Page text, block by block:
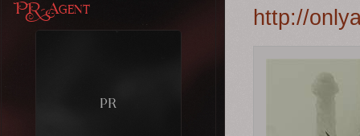
PR-Agent http://